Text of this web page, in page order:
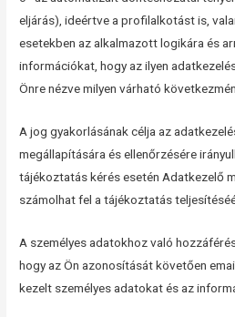
eljárás), ideértve a profilalkotást is,
esetekben az alkalmazott logikára és
információkat, hogy az ilyen
Önre nézve milyen várható
A jog gyakorlásának célja az
megállapítására és ellenőrzésére
tájékoztatás kérés esetén Adatkezelő
számolhat fel a tájékoztatás
A személyes adatokhoz való
hogy az Ön azonosítását követően
kezelt személyes adatokat és az